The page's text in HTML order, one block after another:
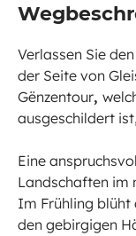
Verlassen Sie
der Seite von
Gënzentour,
ausgeschildert
Eine
Landschaften im
Im Frühling blüht
den gebirgigen